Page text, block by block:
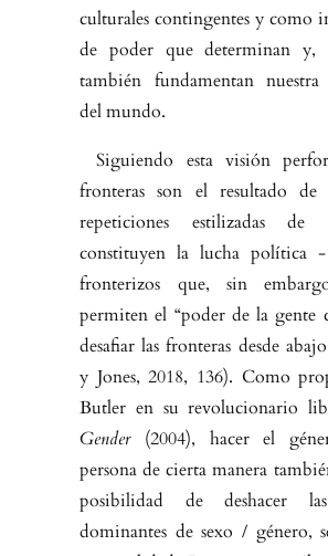
culturales contingentes y como
de poder que determinan y,
también funda­mentan nuestra
del mundo.
Siguiendo esta visión
fronteras son el resultado de
repeticiones estilizadas de
constituyen la lucha política
fronterizos que, sin
permiten el “poder de la gente
desafiar las fronteras desde
y Jones, 2018, 136). Como
Butler en su revolucionario
Gender(2004), hacer el
persona de cierta manera
posibilidad de deshacer
dominantes de sexo / género,